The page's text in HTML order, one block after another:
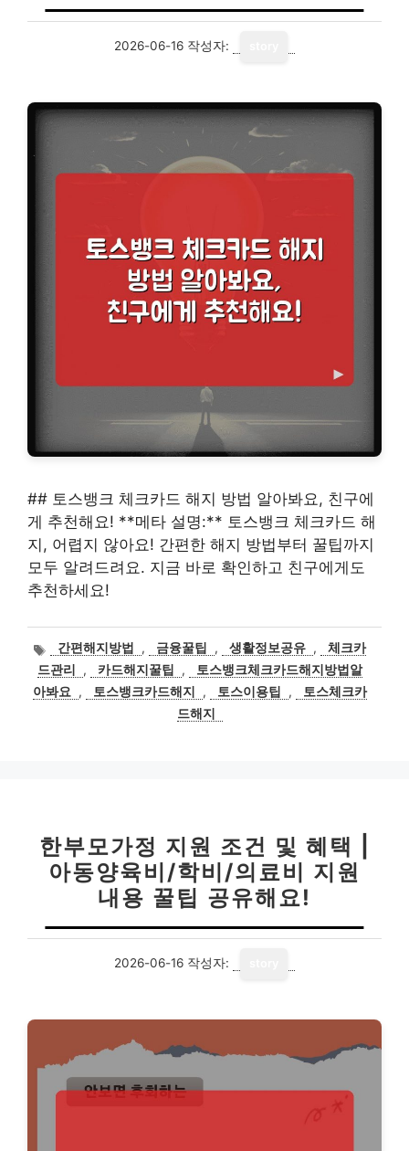
2026-06-16 작성자:
## 토스뱅크 체크카드 해지 방법 알아봐요, 친구에
게 추천해요! **메타 설명:** 토스뱅크 체크카드 해
지, 어렵지 않아요! 간편한 해지 방법부터 꿀팁까지
모두 알려드려요. 지금 바로 확인하고 친구에게도
추천하세요!
태
그
간편해지방법 , 금융꿀팁 , 생활정보공유 ,
체크카
드관리
, 카드해지꿀팁 ,
토스뱅크체크카드해지방법알
아봐요
, 토스뱅크카드해지 , 토스이용팁 ,
토스체크카
드해지
한부모가정 지원 조건 및 혜택 |
아동양육비/학비/의료비 지원
내용 꿀팁 공유해요!
2026-06-16 작성자: